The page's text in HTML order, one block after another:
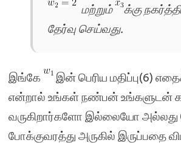
மற்றும்
க்கு
தேர்வு செய்வது.
இங்கே
இன் பெரிய மதிப்பு(6)
என்றால் உங்கள் நண்பன் உங்களுடன்
வருகிறார்களோ இல்லையோ அல்லது
போக்குவரத்து அருகில் இருப்பதை